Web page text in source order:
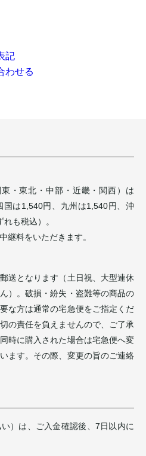
記
わせる
・東北・中部・近畿・関西）は
は1,540円、九州は1,540円、沖
も税込）。
継料をいただきます。
送となります（土日祝、大型連休
）。破損・紛失・盗難等の商品の
な方は通常の宅急便をご指定くだ
の責任を負えませんので、ご了承
時に購入された場合は宅急便へ変
ます。その際、変更の旨のご連絡
）は、ご入金確認後、7日以内に